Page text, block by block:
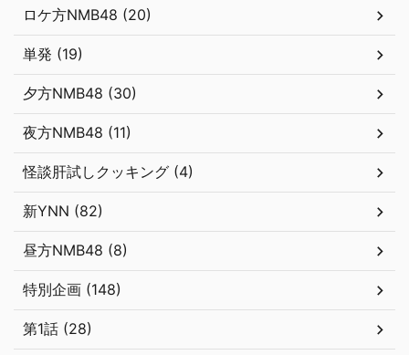
ロケ方NMB48 (20)
単発 (19)
夕方NMB48 (30)
夜方NMB48 (11)
怪談肝試しクッキング (4)
新YNN (82)
昼方NMB48 (8)
特別企画 (148)
第1話 (28)